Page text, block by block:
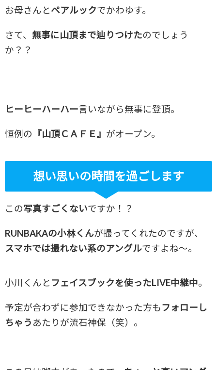
お母さんとペアルックでかわゆす。
さて、 無事に山頂まで辿りつけたのでしょう
か？？
ヒーヒーハーハー言いながら無事に登頂。
恒例の 『山頂ＣＡＦＥ』 がオープン。
想い思いの時間を過ごします
この写真すごくないですか！？
RUNBAKAの小林くんが撮ってくれたのですが、
スマホでは撮れない系のアングルですよね～。
小川くんと フェイスブックを使ったLIVE中継中。
予定が合わずに参加できなかった方もフォローし
ちゃう あたりが流石神保（笑）。